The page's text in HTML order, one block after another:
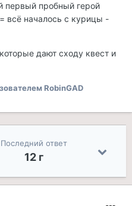
первый пробный герой
всё началось с курицы -
дают сходу квест и
RobinGAD
Последний ответ
12 г